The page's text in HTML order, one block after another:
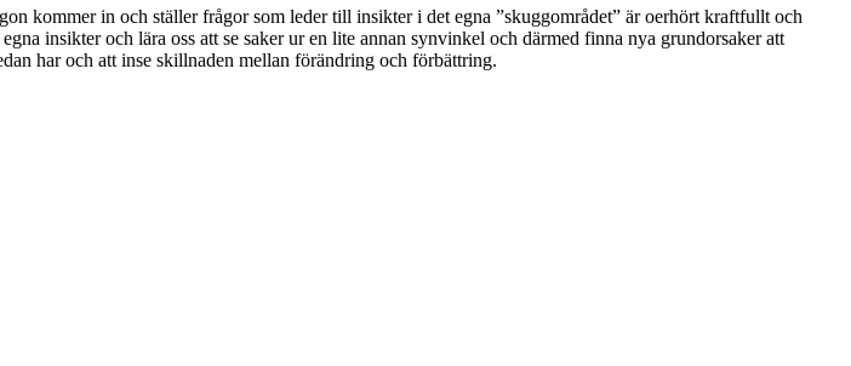
kommer in och ställer frågor som leder till insikter i det egna ”skuggområdet” är oerhört kraftfullt och
insikter och lära oss att se saker ur en lite annan synvinkel och därmed finna nya grundorsaker att
har och att inse skillnaden mellan förändring och förbättring.